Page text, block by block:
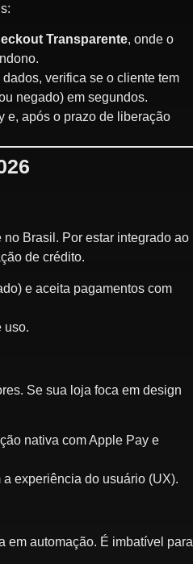
Transparente, onde o
dados, verifica se o cliente tem
negado) em segundos.
e, após o prazo de liberação
Brasil. Por estar integrado ao
de crédito.
e aceita pagamentos com
uso.
Se sua loja foca em design
nativa com Apple Pay e
experiência do usuário (UX).
em automação. É imbatível para